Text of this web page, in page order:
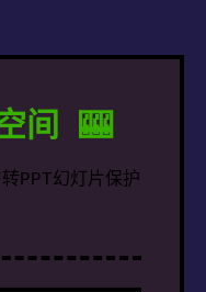
间 🎰
幻灯片保护